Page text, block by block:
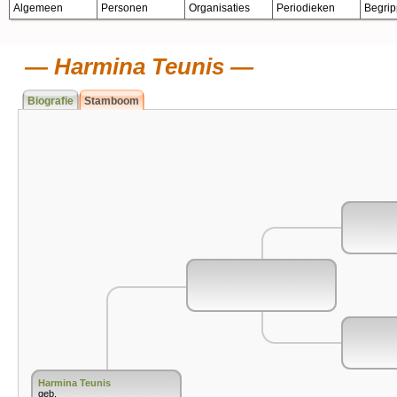
Algemeen Personen Organisaties Periodieken
Harmina Teunis
Biografie Stamboom
Harmina Teunis
geb.